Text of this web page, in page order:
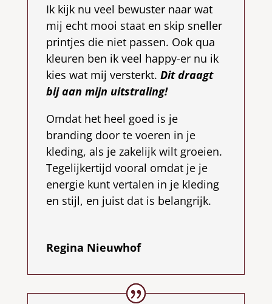
Ik kijk nu veel bewuster naar wat
mij echt mooi staat en skip sneller
printjes die niet passen. Ook qua
kleuren ben ik veel happy-er nu ik
kies wat mij versterkt. Dit draagt
bij aan mijn uitstraling!
Omdat het heel goed is je
branding door te voeren in je
kleding, als je zakelijk wilt groeien.
Tegelijkertijd vooral omdat je je
energie kunt vertalen in je kleding
en stijl, en juist dat is belangrijk.
Regina Nieuwhof